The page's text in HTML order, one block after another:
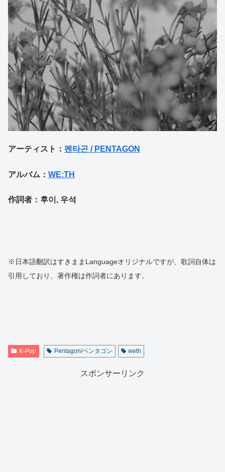
アーティスト： 펜타곤 / PENTAGON
アルバム： WE:TH
作詞者：후이, 우석
※日本語翻訳はすきままLanguageオリジナルですが、歌詞自体は
引用しており、著作権は作詞者にあります。
K-Pop Pentagon/ペンタゴン weth
スポンサーリンク